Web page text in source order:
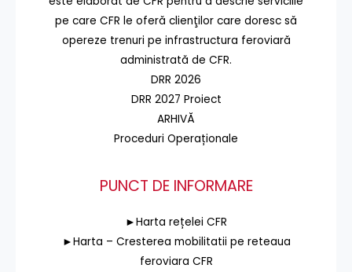
pe care CFR le oferă clienţilor care doresc să
opereze trenuri pe infrastructura feroviară
administrată de CFR.
DRR 2026
DRR 2027 Proiect
ARHIVĂ
Proceduri Operaționale
PUNCT DE INFORMARE
►Harta rețelei CFR
►Harta – Cresterea mobilitatii pe reteaua
feroviara CFR